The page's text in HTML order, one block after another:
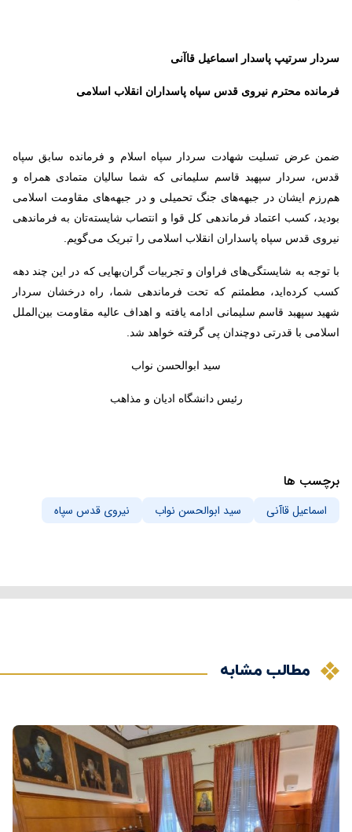
سردار سرتیپ پاسدار اسماعیل قاآنی
فرمانده محترم نیروی قدس سپاه پاسداران انقلاب اسلامی
ضمن عرض تسلیت شهادت سردار سپاه اسلام و فرمانده سابق سپاه
قدس، سردار سپهبد قاسم سلیمانی که شما سالیان متمادی همراه و
هم‌رزم ایشان در جبهه‌های جنگ تحمیلی و در جبهه‌های مقاومت اسلامی
بودید، کسب اعتماد فرماندهی کل قوا و انتصاب شایسته‌تان به فرماندهی
نیروی قدس سپاه پاسداران انقلاب اسلامی را تبریک می‌گویم.
با توجه به شایستگی‌های فراوان و تجربیات گران‌بهایی که در این چند دهه
کسب کرده‌اید، مطمئنم که تحت فرماندهی شما، راه درخشان سردار
شهید سپهبد قاسم سلیمانی ادامه یافته و اهداف عالیه مقاومت بین‌الملل
اسلامی با قدرتی دوچندان پی گرفته خواهد شد.
سید ابوالحسن نواب
رئیس دانشگاه ادیان و مذاهب
برچسب ها
اسماعیل قاآنی سید ابوالحسن نواب نیروی قدس سپاه
مطالب مشابه